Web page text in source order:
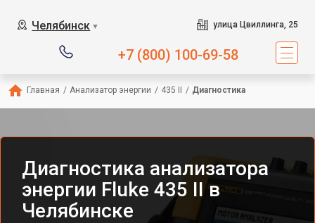
Челябинск ▼ улица Цвиллинга, 25
+7 (800) 100-69-58
Главная / Анализатор энергии / 435 II / Диагностика
Диагностика анализатора
энергии Fluke 435 II в
Челябинске